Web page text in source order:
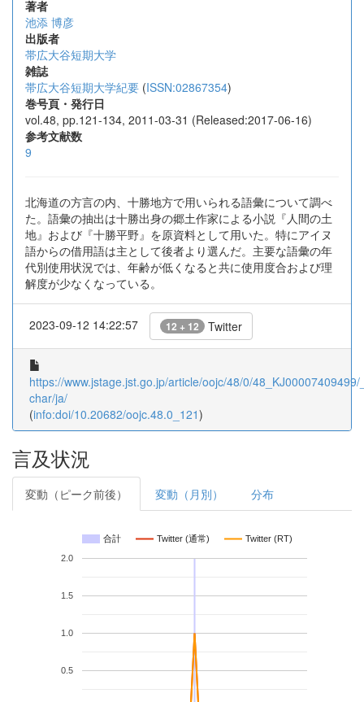
著者
池添 博彦
出版者
帯広大谷短期大学
雑誌
帯広大谷短期大学紀要 (ISSN:02867354)
巻号頁・発行日
vol.48, pp.121-134, 2011-03-31 (Released:2017-06-16)
参考文献数
9
北海道の方言の内、十勝地方で用いられる語彙について調べ
た。語彙の抽出は十勝出身の郷土作家による小説『人間の土
地』および『十勝平野』を原資料として用いた。特にアイヌ
語からの借用語は主として後者より選んだ。主要な語彙の年
代別使用状況では、年齢が低くなると共に使用度合および理
解度が少なくなっている。
2023-09-12 14:22:57 12 + 12 Twitter
https://www.jstage.jst.go.jp/article/oojc/48/0/48_KJ00007409499/
char/ja/
(info:doi/10.20682/oojc.48.0_121)
言及状況
変動（ピーク前後） 変動（月別） 分布
合計 Twitter (通常) Twitter (RT)
0.5
1.0
1.5
2.0